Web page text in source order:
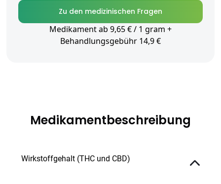
Zu den medizinischen Fragen
Medikament ab 9,65 € / 1 gram +
Behandlungsgebühr 14,9 €
Medikamentbeschreibung
Wirkstoffgehalt (THC und CBD)